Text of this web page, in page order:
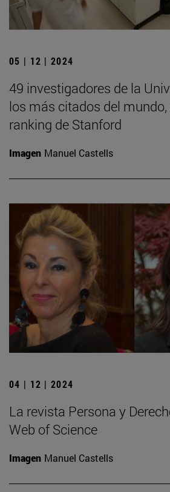
05 | 12 | 2024
49 investigadores de la
los más citados del mundo,
ranking de Stanford
Imagen Manuel Castells
04 | 12 | 2024
La revista Persona y
Web of Science
Imagen Manuel Castells